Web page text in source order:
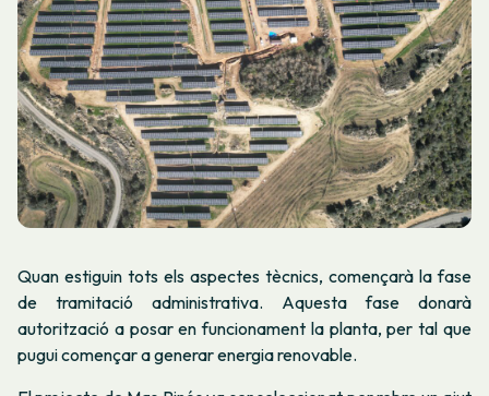
Quan estiguin tots els aspectes tècnics, començarà la fase
de tramitació administrativa. Aquesta fase donarà
autorització a posar en funcionament la planta, per tal que
pugui començar a generar energia renovable.